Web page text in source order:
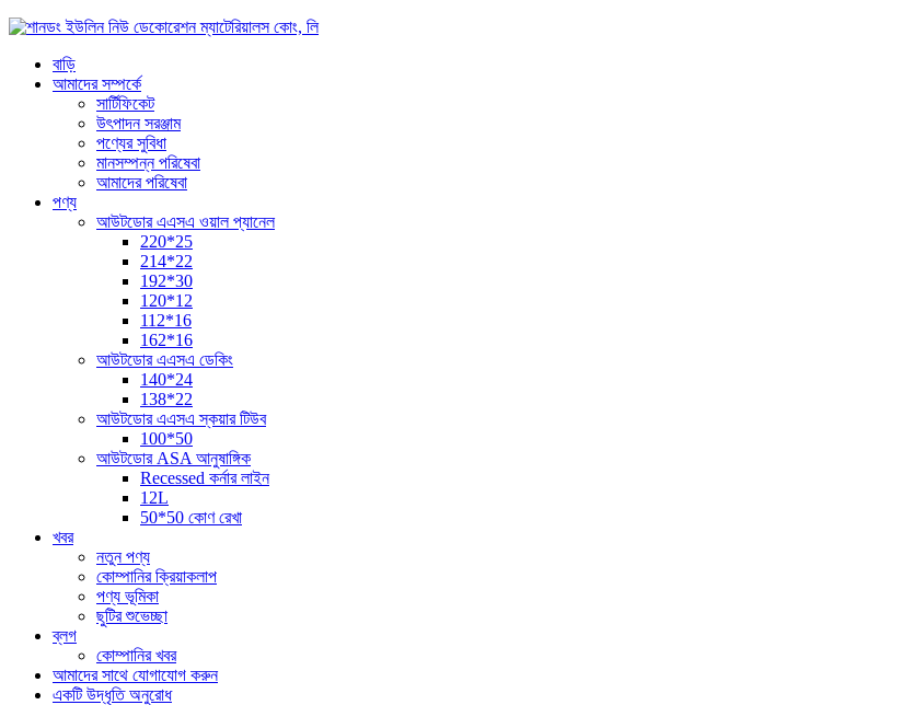
বাড়ি
আমাদের সম্পর্কে
সার্টিফিকেট
উৎপাদন সরঞ্জাম
পণ্যের সুবিধা
মানসম্পন্ন পরিষেবা
আমাদের পরিষেবা
পণ্য
আউটডোর এএসএ ওয়াল প্যানেল
220*25
214*22
192*30
120*12
112*16
162*16
আউটডোর এএসএ ডেকিং
140*24
138*22
আউটডোর এএসএ স্কয়ার টিউব
100*50
আউটডোর ASA আনুষাঙ্গিক
Recessed কর্নার লাইন
12L
50*50 কোণ রেখা
খবর
নতুন পণ্য
কোম্পানির ক্রিয়াকলাপ
পণ্য ভূমিকা
ছুটির শুভেচ্ছা
ব্লগ
কোম্পানির খবর
আমাদের সাথে যোগাযোগ করুন
একটি উদ্ধৃতি অনুরোধ